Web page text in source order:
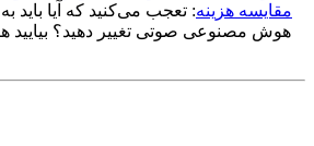
مقایسه هزینه: تعجب می‌کنید که آیا باید
هوش مصنوعی صوتی تغییر دهید؟ بیایید